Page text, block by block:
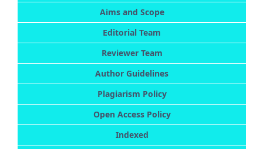
Aims and Scope
Editorial Team
Reviewer Team
Author Guidelines
Plagiarism Policy
Open Access Policy
Indexed